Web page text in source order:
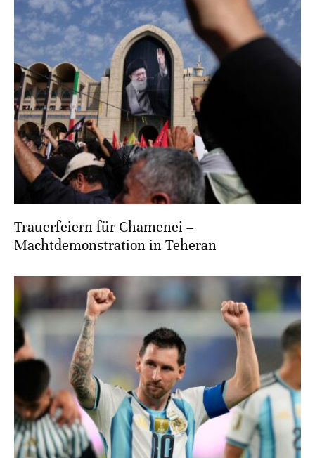
Trauerfeiern für Chamenei –
Machtdemonstration in Teheran